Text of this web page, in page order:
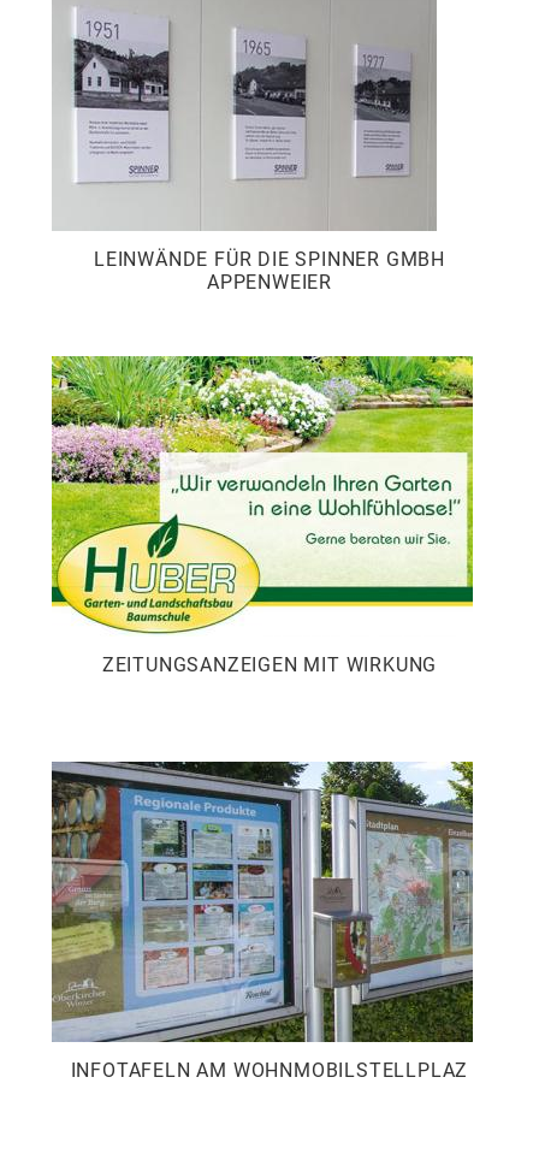
LEINWÄNDE FÜR DIE SPINNER GMBH
APPENWEIER
ZEITUNGSANZEIGEN MIT WIRKUNG
INFOTAFELN AM WOHNMOBILSTELLPLAZ